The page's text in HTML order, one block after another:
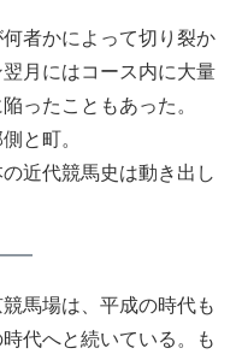
者かによって切り裂か
月にはコース内に大量
ったこともあった。
と町。
近代競馬史は動き出し
馬場は、平成の時代も
代へと続いている。も